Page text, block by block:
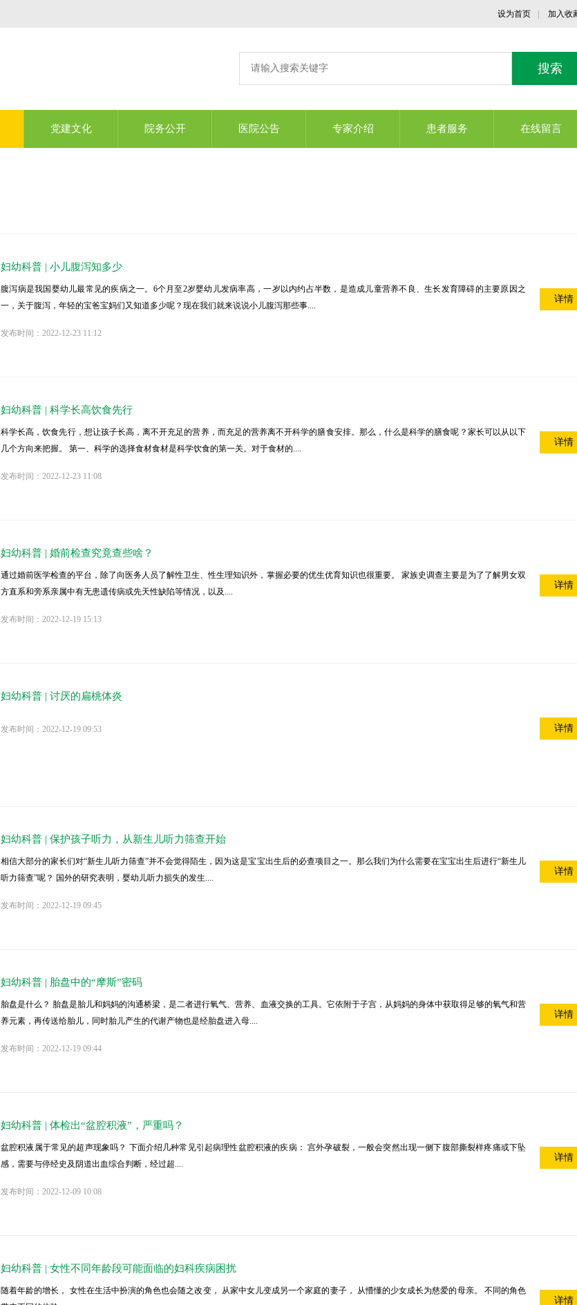
设为首页 加入收
党建文化 院务公开 医院公告 专家介绍 患者服务 在线留言
详情
妇幼科普 | 小儿腹泻知多少
腹泻病是我国婴幼儿最常见的疾病之一。6个月至2岁婴幼儿发病率高，一岁以内约占半数，是造成儿童营养不良、生长发育障碍的主要原因之
一，关于腹泻，年轻的宝爸宝妈们又知道多少呢？现在我们就来说说小儿腹泻那些事....
发布时间：2022-12-23 11:12
详情
妇幼科普 | ​科学长高饮食先行
科学长高，饮食先行，想让孩子长高，离不开充足的营养，而充足的营养离不开科学的膳食安排。那么，什么是科学的膳食呢？家长可以从以下
几个方向来把握。 第一、科学的选择食材食材是科学饮食的第一关。对于食材的....
发布时间：2022-12-23 11:08
详情
妇幼科普 | 婚前检查究竟查些啥？
通过婚前医学检查的平台，除了向医务人员了解性卫生、性生理知识外，掌握必要的优生优育知识也很重要。 家族史调查主要是为了了解男女双
方直系和旁系亲属中有无患遗传病或先天性缺陷等情况，以及....
发布时间：2022-12-19 15:13
详情
妇幼科普 | 讨厌的扁桃体炎
发布时间：2022-12-19 09:53
详情
妇幼科普 | 保护孩子听力，从新生儿听力筛查开始
相信大部分的家长们对“新生儿听力筛查”并不会觉得陌生，因为这是宝宝出生后的必查项目之一。那么我们为什么需要在宝宝出生后进行“新生儿
听力筛查”呢？ 国外的研究表明，婴幼儿听力损失的发生....
发布时间：2022-12-19 09:45
详情
妇幼科普 | 胎盘中的“摩斯”密码
胎盘是什么？ 胎盘是胎儿和妈妈的沟通桥梁，是二者进行氧气、营养、血液交换的工具。它依附于子宫，从妈妈的身体中获取得足够的氧气和营
养元素，再传送给胎儿，同时胎儿产生的代谢产物也是经胎盘进入母....
发布时间：2022-12-19 09:44
详情
妇幼科普 | 体检出“盆腔积液”，严重吗？
盆腔积液属于常见的超声现象吗？ 下面介绍几种常见引起病理性盆腔积液的疾病： 宫外孕破裂，一般会突然出现一侧下腹部撕裂样疼痛或下坠
感，需要与停经史及阴道出血综合判断，经过超....
发布时间：2022-12-09 10:08
详情
妇幼科普 | 女性不同年龄段可能面临的妇科疾病困扰
随着年龄的增长， 女性在生活中扮演的角色也会随之改变， 从家中女儿变成另一个家庭的妻子， 从懵懂的少女成长为慈爱的母亲。 不同的角色